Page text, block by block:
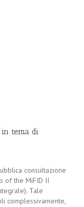
tema di
consultazione
of the MiFID II
Tale
complessivamente,